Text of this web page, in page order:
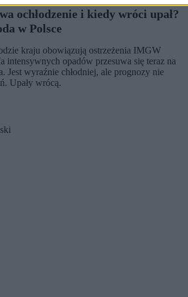
ochłodzenie i kiedy wróci upał?
w Polsce
kraju obowiązują ostrzeżenia IMGW
intensywnych opadów przesuwa się teraz na
Jest wyraźnie chłodniej, ale prognozy nie
Upały wrócą.